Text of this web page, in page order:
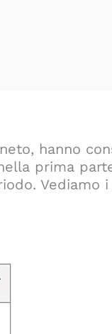
hanno
prima
Vediamo